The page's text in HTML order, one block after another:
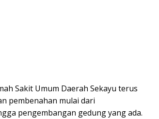
Sakit Umum Daerah Sekayu terus
pembenahan mulai dari
pengembangan gedung yang ada.